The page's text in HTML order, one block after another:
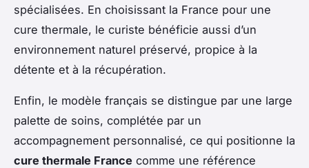
spécialisées. En choisissant la France pour une
cure thermale, le curiste bénéficie aussi d’un
environnement naturel préservé, propice à la
détente et à la récupération.
Enfin, le modèle français se distingue par une large
palette de soins, complétée par un
accompagnement personnalisé, ce qui positionne la
cure thermale France comme une référence